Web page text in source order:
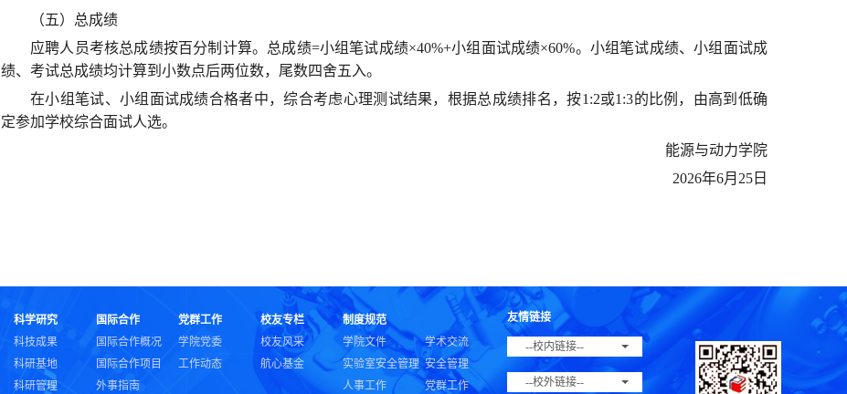
（五）总成绩
应聘人员考核总成绩按百分制计算。总成绩=小组笔试成绩×40%+小组面试成绩×60%。小组笔试成绩、小组面试成
绩、考试总成绩均计算到小数点后两位数，尾数四舍五入。
在小组笔试、小组面试成绩合格者中，综合考虑心理测试结果，根据总成绩排名，按1:2或1:3的比例，由高到低确
定参加学校综合面试人选。
能源与动力学院
2026年6月25日
科学研究
科技成果
科研基地
科研管理
国际合作
国际合作概况
国际合作项目
外事指南
党群工作
学院党委
工作动态
校友专栏
校友风采
航心基金
制度规范
学院文件
实验室安全管理
人事工作
学术交流
安全管理
党群工作
友情链接
--校内链接--
--校外链接--